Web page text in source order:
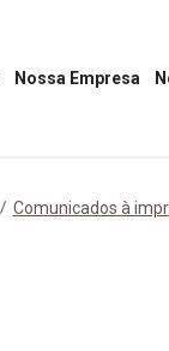
Nossa Empresa
Comunicados à